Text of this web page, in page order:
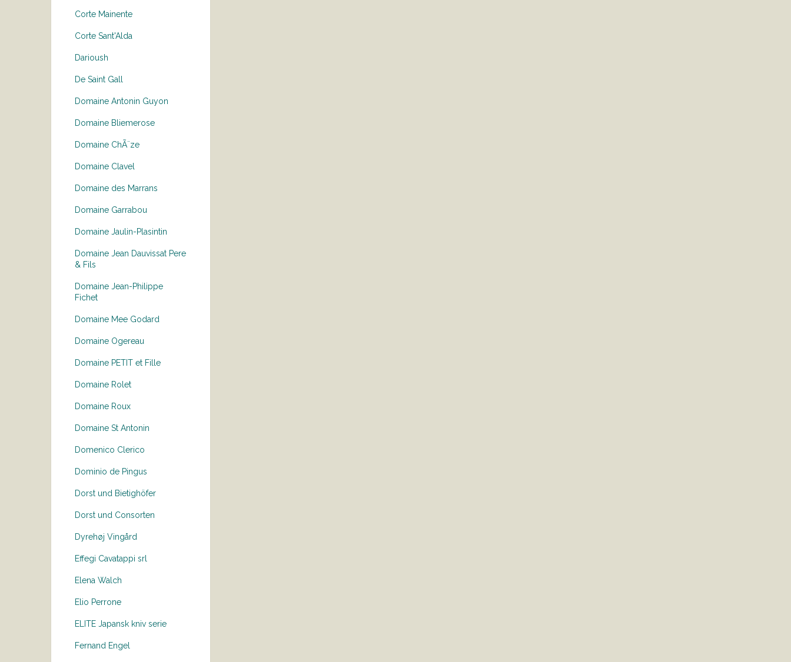
Corte Mainente
Corte Sant'Alda
Darioush
De Saint Gall
Domaine Antonin Guyon
Domaine Bliemerose
Domaine ChÃ¨ze
Domaine Clavel
Domaine des Marrans
Domaine Garrabou
Domaine Jaulin-Plasintin
Domaine Jean Dauvissat Pere
& Fils
Domaine Jean-Philippe
Fichet
Domaine Mee Godard
Domaine Ogereau
Domaine PETIT et Fille
Domaine Rolet
Domaine Roux
Domaine St Antonin
Domenico Clerico
Dominio de Pingus
Dorst und Bietighöfer
Dorst und Consorten
Dyrehøj Vingård
Effegi Cavatappi srl
Elena Walch
Elio Perrone
ELITE Japansk kniv serie
Fernand Engel